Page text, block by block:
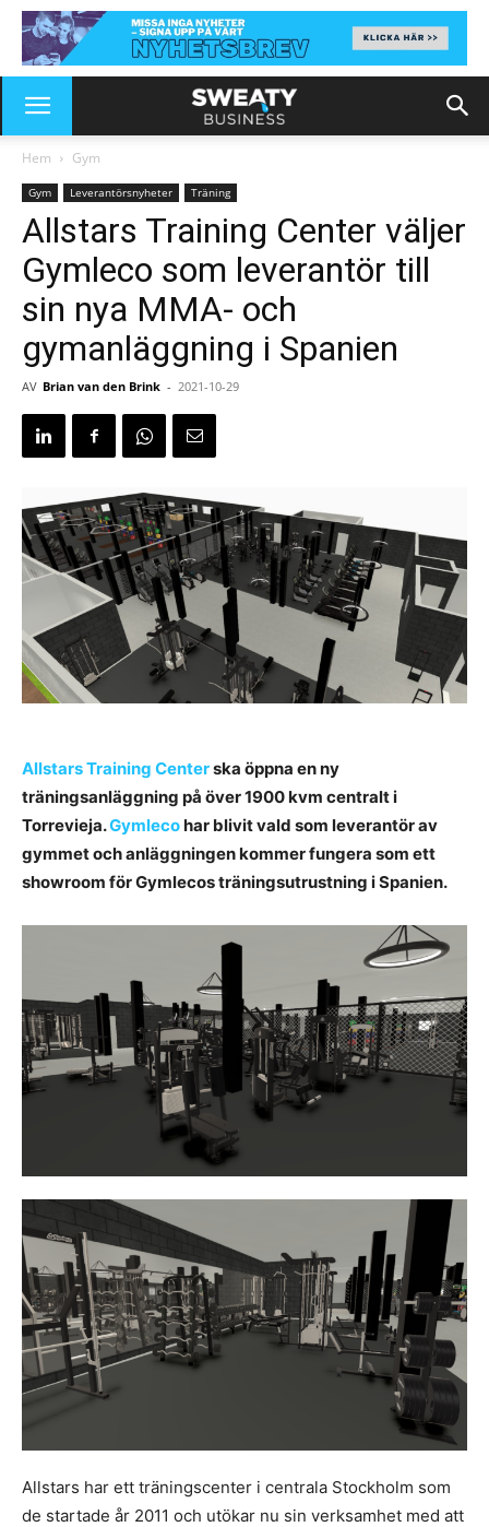
Hem Gym
Gym Leverantörsnyheter Träning
Allstars Training Center väljer
Gymleco som leverantör till
sin nya MMA- och
gymanläggning i Spanien
AV Brian van den Brink - 2021-10-29
Allstars Training Centerska öppna en ny
träningsanläggning på över 1900 kvm centralt i
Torrevieja.Gymlecohar blivit vald som leverantör av
gymmet och anläggningen kommer fungera som ett
showroom för Gymlecos träningsutrustning i Spanien.
Allstars har ett träningscenter i centrala Stockholm som
de startade år 2011 och utökar nu sin verksamhet med att